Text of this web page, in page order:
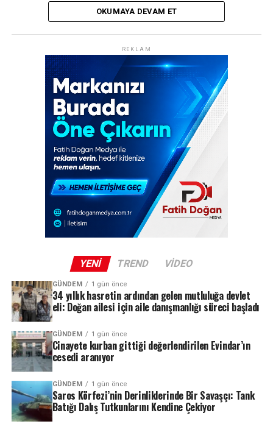
analiz süreci başlatıldı.
REKLAM
Deliller Zinciri: HTS, PTS ve Biyolojik
Bulgular
Soruşturma kapsamında elde edilen deliller, dosyanın
Edirne’nin Saros Körfezi’ne kıyısı bulunan Keşan ilçesine
bağlı Gökçetepe köyü açıklarında, geçen yıl haziran
ayında suya batırılan M62 T model muharebe tankı, kısa
sürede dalış tutkunlarının vazgeçilmez rotalarından biri
haline geldi. Sadece 10 metre derinlikteki bu eşsiz batık,
Türkiye’nin en sığ noktaya batırılan tankı olma
özelliğiyle dikkat çekiyor.
Dalış Turizmine Yapay Resif Desteği
Edirne Valiliği, Türkiye Sualtı Sporları Federasyonu ve
Edirne Saros Turizm Altyapı Hizmet Birliği (ESTAB)
işbirliğinde hayata geçirilen Yapay Resif Projesi
kapsamında batırılan tank, bölgede su altı sporlarına
ilgi duyan turistleri çekmeyi ve yapay resif oluşumunu
desteklemeyi amaçlıyor. Projenin meyveleri kısa sürede
alınmaya başlandı; yerli ve yabancı dalgıçların akınına
uğrayan batık, Saros Körfezi’ni dalış turizminin yeni
gözdesi haline getirdi.
OKUMAYA DEVAM ET
REKLAM
YENI TREND VIDEO
GÜNDEM 1 gün önce
34 yıllık hasretin ardından gelen mutluluğa devlet
eli: Doğan ailesi için aile danışmanlığı süreci başladı
GÜNDEM 1 gün önce
Cinayete kurban gittiği değerlendirilen Evindar’ın
cesedi aranıyor
GÜNDEM 1 gün önce
Saros Körfezi’nin Derinliklerinde Bir Savaşçı: Tank
Batığı Dalış Tutkunlarını Kendine Çekiyor